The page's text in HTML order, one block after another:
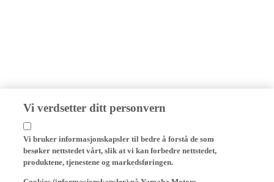
Vi verdsetter ditt personvern
Vi bruker informasjonskapsler til bedre å forstå de som
besøker nettstedet vårt, slik at vi kan forbedre nettstedet,
produktene, tjenestene og markedsføringen.